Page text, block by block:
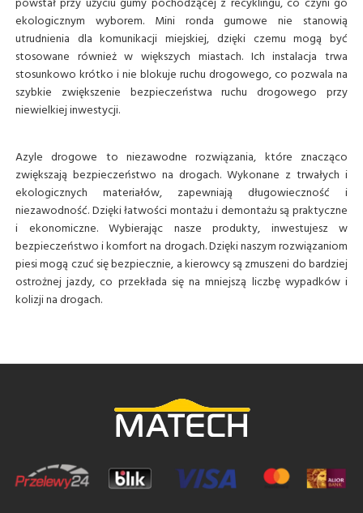
ekologicznym wyborem. Mini ronda gumowe nie stanowią
utrudnienia dla komunikacji miejskiej, dzięki czemu mogą być
stosowane również w większych miastach. Ich instalacja trwa
stosunkowo krótko i nie blokuje ruchu drogowego, co pozwala na
szybkie zwiększenie bezpieczeństwa ruchu drogowego przy
niewielkiej inwestycji.
Azyle drogowe to niezawodne rozwiązania, które znacząco
zwiększają bezpieczeństwo na drogach. Wykonane z trwałych i
ekologicznych materiałów, zapewniają długowieczność i
niezawodność. Dzięki łatwości montażu i demontażu są praktyczne
i ekonomiczne. Wybierając nasze produkty, inwestujesz w
bezpieczeństwo i komfort na drogach. Dzięki naszym rozwiązaniom
piesi mogą czuć się bezpiecznie, a kierowcy są zmuszeni do bardziej
ostrożnej jazdy, co przekłada się na mniejszą liczbę wypadków i
kolizji na drogach.